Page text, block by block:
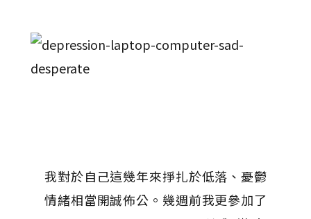
我對於自己這幾年來掙扎於低落、憂鬱
情緒相當開誠佈公。幾週前我更參加了